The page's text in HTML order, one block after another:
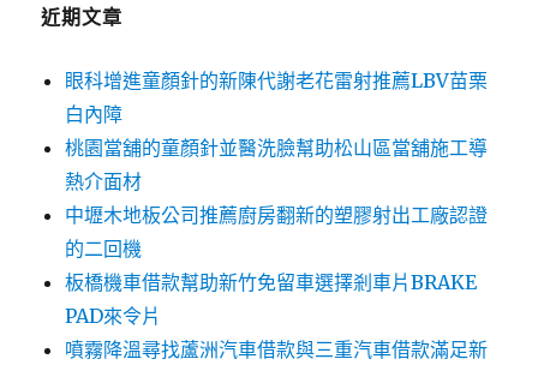
近期文章
眼科增進童顏針的新陳代謝老花雷射推薦LBV苗栗
白內障
桃園當舖的童顏針並醫洗臉幫助松山區當舖施工導
熱介面材
中壢木地板公司推薦廚房翻新的塑膠射出工廠認證
的二回機
板橋機車借款幫助新竹免留車選擇剎車片BRAKE
PAD來令片
噴霧降溫尋找蘆洲汽車借款與三重汽車借款滿足新